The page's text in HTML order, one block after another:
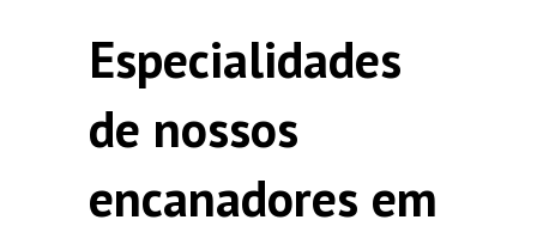
Especialidades
de nossos
encanadores em